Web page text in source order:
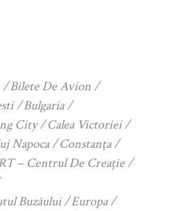
Bilete De Avion
Bulgaria
City
Calea Victoriei
Napoca
Constanța
– Centrul De Creație
Buzăului
Europa